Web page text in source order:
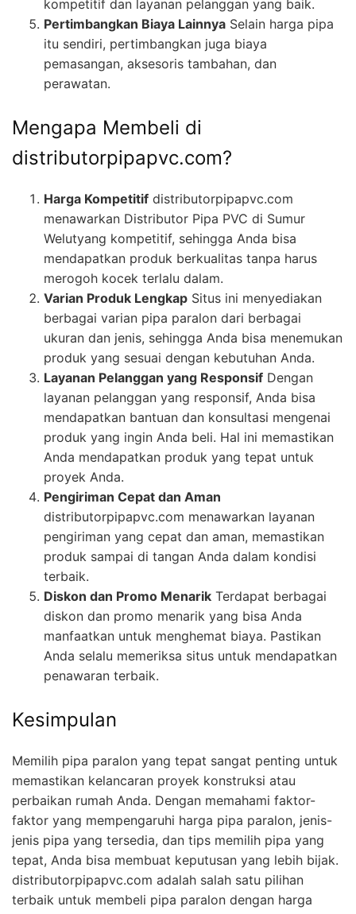
kompetitif dan layanan pelanggan yang baik.
Pertimbangkan Biaya Lainnya Selain harga pipa
itu sendiri, pertimbangkan juga biaya
pemasangan, aksesoris tambahan, dan
perawatan.
Mengapa Membeli di
distributorpipapvc.com?
Harga Kompetitif distributorpipapvc.com
menawarkan Distributor Pipa PVC di Sumur
Welutyang kompetitif, sehingga Anda bisa
mendapatkan produk berkualitas tanpa harus
merogoh kocek terlalu dalam.
Varian Produk Lengkap Situs ini menyediakan
berbagai varian pipa paralon dari berbagai
ukuran dan jenis, sehingga Anda bisa menemukan
produk yang sesuai dengan kebutuhan Anda.
Layanan Pelanggan yang Responsif Dengan
layanan pelanggan yang responsif, Anda bisa
mendapatkan bantuan dan konsultasi mengenai
produk yang ingin Anda beli. Hal ini memastikan
Anda mendapatkan produk yang tepat untuk
proyek Anda.
Pengiriman Cepat dan Aman
distributorpipapvc.com menawarkan layanan
pengiriman yang cepat dan aman, memastikan
produk sampai di tangan Anda dalam kondisi
terbaik.
Diskon dan Promo Menarik Terdapat berbagai
diskon dan promo menarik yang bisa Anda
manfaatkan untuk menghemat biaya. Pastikan
Anda selalu memeriksa situs untuk mendapatkan
penawaran terbaik.
Kesimpulan
Memilih pipa paralon yang tepat sangat penting untuk
memastikan kelancaran proyek konstruksi atau
perbaikan rumah Anda. Dengan memahami faktor-
faktor yang mempengaruhi harga pipa paralon, jenis-
jenis pipa yang tersedia, dan tips memilih pipa yang
tepat, Anda bisa membuat keputusan yang lebih bijak.
distributorpipapvc.com adalah salah satu pilihan
terbaik untuk membeli pipa paralon dengan harga